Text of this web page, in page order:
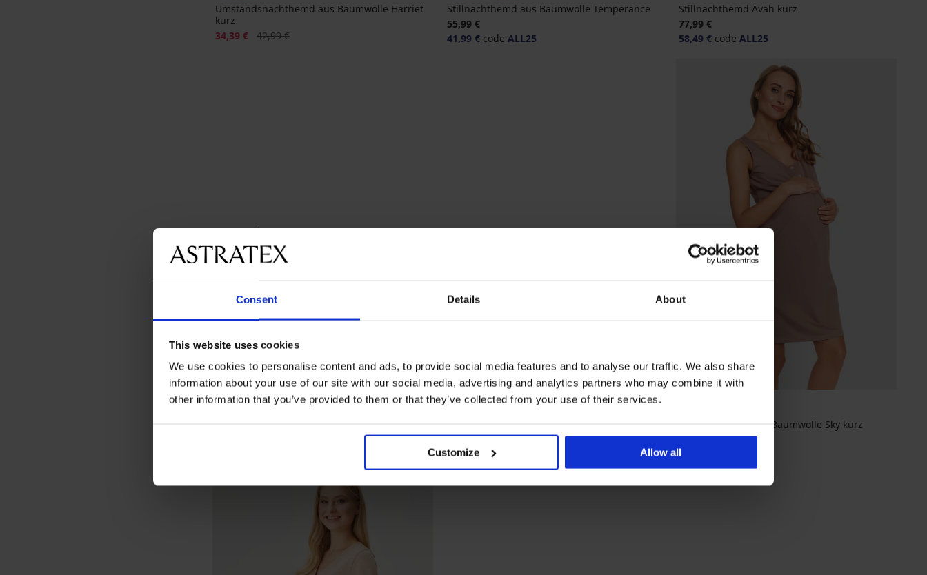
Consent Details About
This website uses cookies
We use cookies to personalise content and ads, to provide social media features and to analyse our traffic. We also share
information about your use of our site with our social media, advertising and analytics partners who may combine it with
other information that you’ve provided to them or that they’ve collected from your use of their services.
Customize Allow all
Umstandsnachthemd aus Baumwolle Harriet
kurz
Rabatt
34,39 € Alter Preis
42,99 €
Stillnachthemd aus Baumwolle Temperance
55,99 €
41,99 €code ALL25
Stillnachthemd Avah kurz
77,99 €
58,49 €code ALL25
-30%
Stillnachthemd aus Baumwolle Sky kurz
Rabatt
38,49 €Alter Preis
54,99 €